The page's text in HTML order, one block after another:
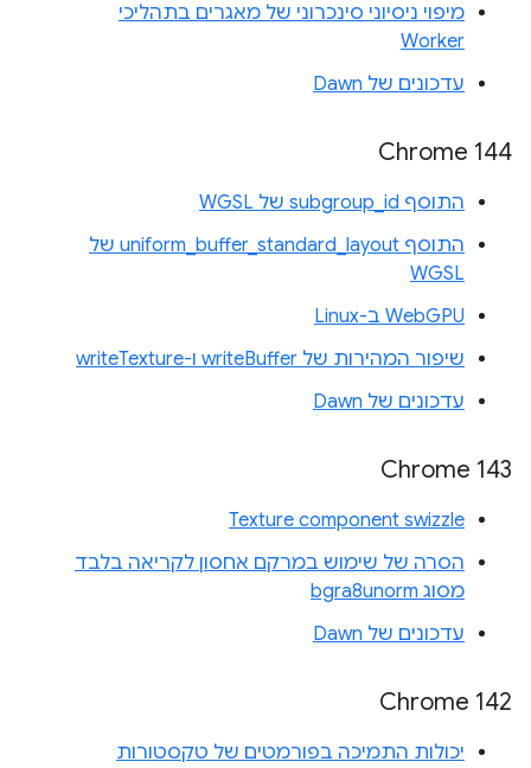
מיפוי ניסיוני סינכרוני של מאגרים בתהליכי
Worker
עדכונים של Dawn
Chrome 144
התוסף subgroup_id של WGSL
התוסף uniform_buffer_standard_layout של
WGSL
WebGPU ב-Linux
שיפור המהירות של writeBuffer ו-writeTexture
עדכונים של Dawn
Chrome 143
Texture component swizzle
הסרה של שימוש במרקם אחסון לקריאה בלבד
מסוג bgra8unorm
עדכונים של Dawn
Chrome 142
יכולות התמיכה בפורמטים של טקסטורות